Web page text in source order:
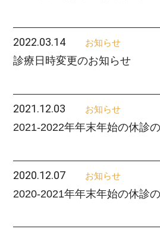
2022.03.14 お知らせ
診療日時変更のお知らせ
2021.12.03 お知らせ
2021-2022年年末年始の休診
2020.12.07 お知らせ
2020-2021年年末年始の休診